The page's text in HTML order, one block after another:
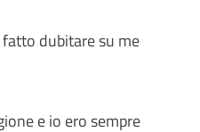
dubitare su me
e io ero sempre